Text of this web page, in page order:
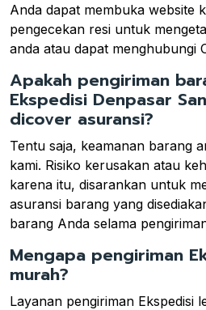
Anda dapat membuka website
pengecekan resi untuk
anda atau dapat menghubungi
Apakah pengiriman
Ekspedisi Denpasar
dicover asuransi?
Tentu saja, keamanan barang
kami. Risiko kerusakan atau
karena itu, disarankan untuk
asuransi barang yang
barang Anda selama
Mengapa pengiriman
murah?
Layanan pengiriman Ekspedisi